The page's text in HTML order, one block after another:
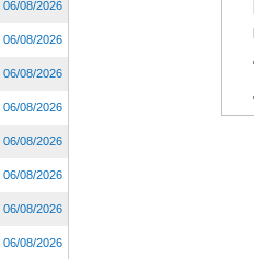
06/08/2026
06/08/2026
06/08/2026
06/08/2026
06/08/2026
06/08/2026
06/08/2026
06/08/2026